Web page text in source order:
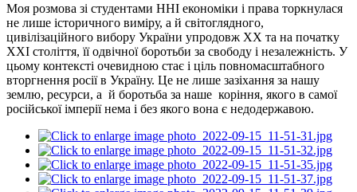
Моя розмова зі студентами ННІ економіки і права торкнулася
не лише історичного виміру, а й світоглядного,
цивілізаційного вибору України упродовж ХХ та на початку
ХХІ століття, її одвічної боротьби за свободу і незалежність. У
цьому контексті очевидною стає і ціль повномасштабного
вторгнення росії в Україну. Це не лише зазіхання за нашу
землю, ресурси, а й боротьба за наше коріння, якого в самої
російської імперії нема і без якого вона є недодержавою.